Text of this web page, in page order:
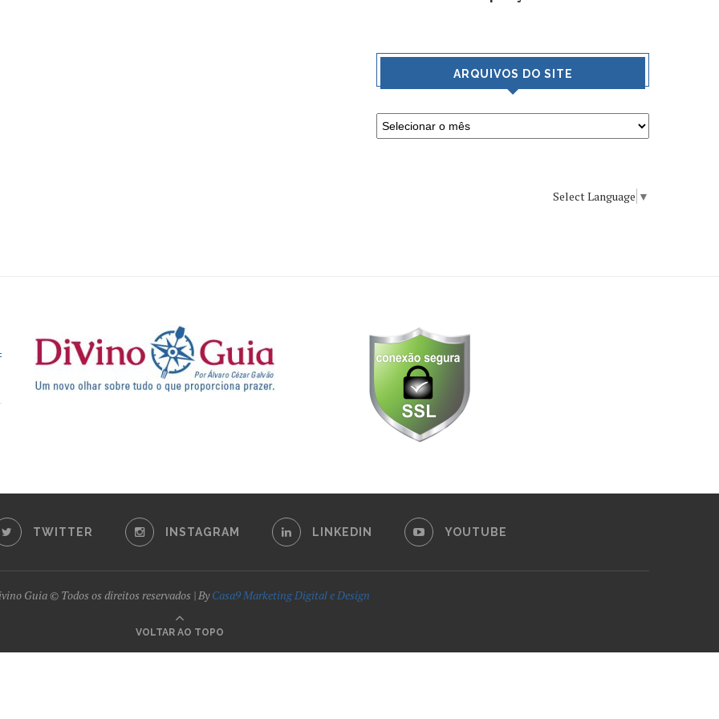
ARQUIVOS DO SITE
Select Language ▼
TWITTER INSTAGRAM LINKEDIN YOUTUBE
Guia © Todos os direitos reservados | ByCasa9 Marketing Digital e Design
VOLTAR AO TOPO